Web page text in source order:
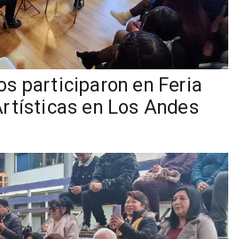
participaron en Feria
en Los Andes